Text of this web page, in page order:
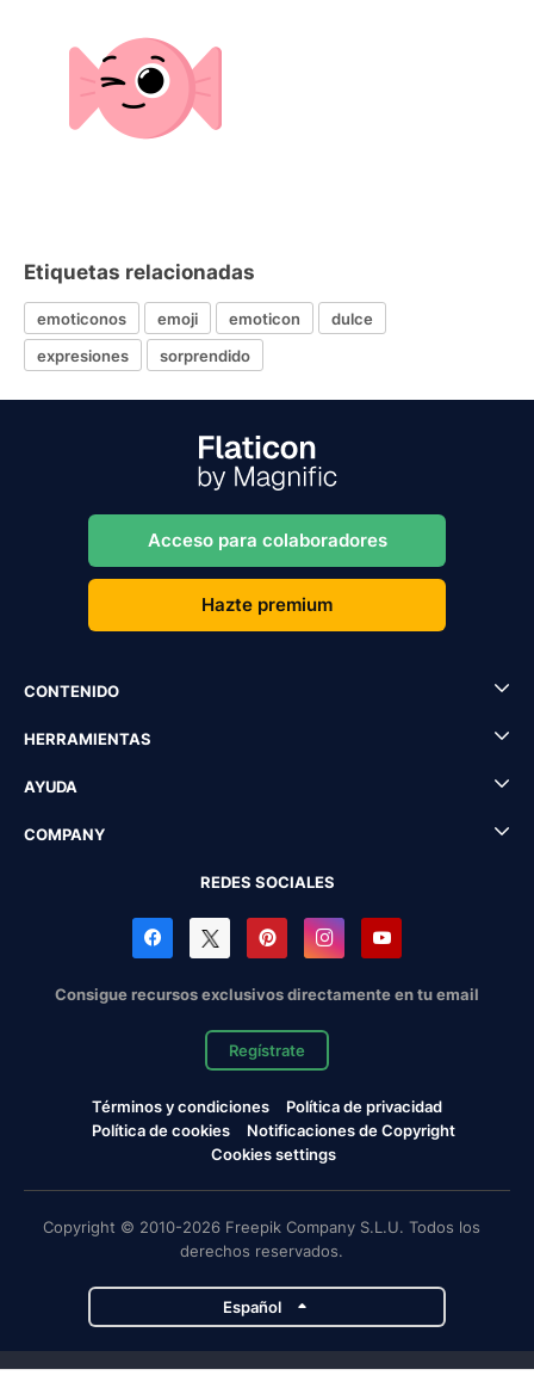
Etiquetas relacionadas
emoticonos emoji emoticon
dulce
expresiones
sorprendido
Acceso para colaboradores
Hazte premium
CONTENIDO
HERRAMIENTAS
AYUDA
COMPANY
REDES SOCIALES
Consigue recursos exclusivos directamente en tu email
Regístrate
Términos y condiciones
Política de privacidad
Política de cookies
Notificaciones de Copyright
Cookies settings
Copyright © 2010-2026 Freepik Company S.L.U. Todos los
derechos reservados.
Español